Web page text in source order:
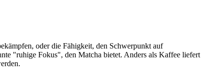
oder die Fähigkeit, den Schwerpunkt auf
"ruhige Fokus", den Matcha bietet. Anders als Kaffee liefert